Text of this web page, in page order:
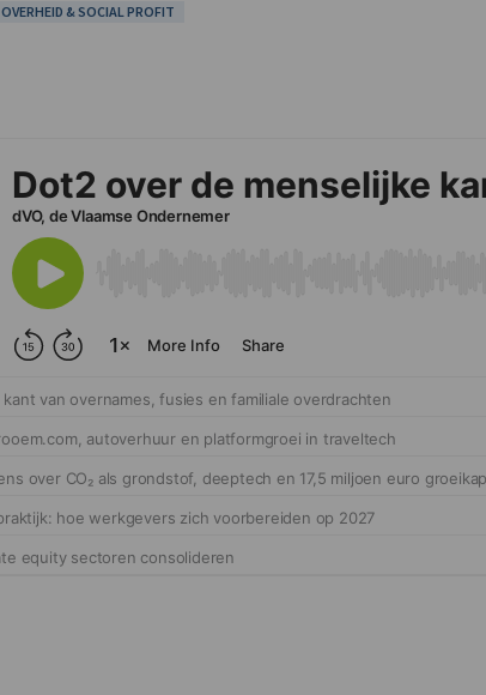
OVERHEID & SOCIAL PROFIT